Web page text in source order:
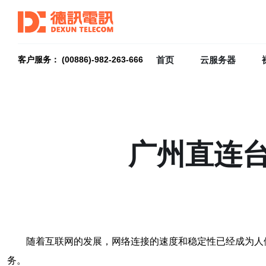
客户服务： (00886)-982-263-666 首页 云服务器
广州直连
随着互联网的发展，网络连接的速度和稳定性已经成为
务。